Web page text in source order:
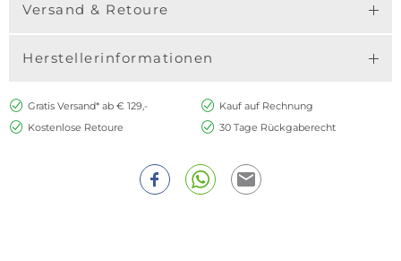
Versand & Retoure
Herstellerinformationen
Gratis Versand* ab € 129,-
Kauf auf Rechnung
Kostenlose Retoure
30 Tage Rückgaberecht